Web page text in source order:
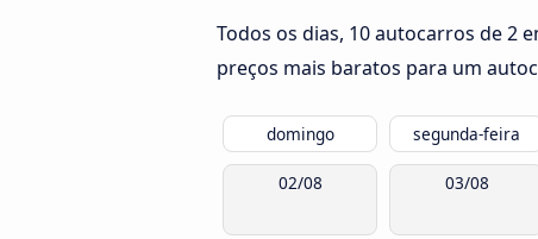
Todos os dias, 10 autocarros de 2
preços mais baratos para um
domingo segunda-feira
02/08 03/08